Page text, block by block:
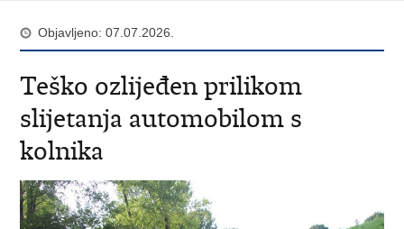
Objavljeno: 07.07.2026.
Teško ozlijeđen prilikom
slijetanja automobilom s
kolnika